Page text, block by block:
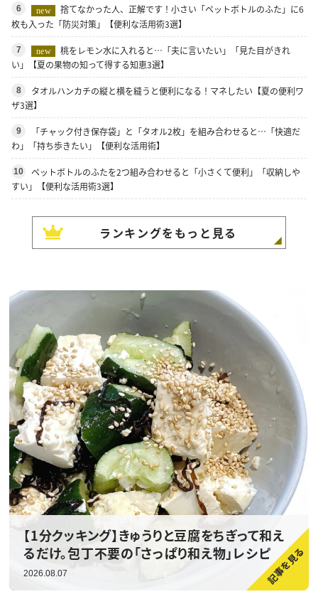
6 new
捨てなかった人、正解です！小さい「ペットボトルのふた」に6
枚も入った「防災対策」【便利な活用術3選】
7 new
桃をレモン水に入れると…「夫に言いたい」「見た目がきれ
い」【夏の果物の知って得する知恵3選】
8
タオルハンカチの縦と横を縫うと便利になる！マネしたい【夏の便利ワ
ザ3選】
9
「チャック付き保存袋」と「タオル2枚」を組み合わせると…「快適だ
わ」「持ち歩きたい」【便利な活用術】
10
ペットボトルのふたを2つ組み合わせると「小さくて便利」「収納しや
すい」【便利な活用術3選】
ランキングをもっと見る
【1分クッキング】きゅうりと豆腐をちぎって和え
るだけ。包丁不要の「さっぱり和え物」レシピ
2026.08.07